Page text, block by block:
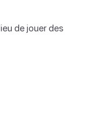
de jouer des